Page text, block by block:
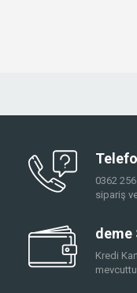
0362
sipariş
deme
Kredi